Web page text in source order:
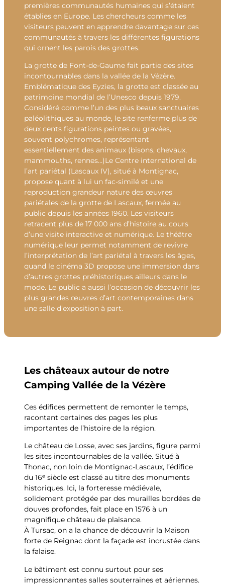
premières communautés humaines qui s’étaient
établies en Europe. Les chercheurs comme les
visiteurs peuvent en apprendre davantage sur ces
communautés à travers les différentes figurations
qui ornent les parois des grottes.
La grotte de Font-de-Gaume fait partie des sites
incontournables dans la vallée de la Vézère.
Emblématique des Eyzies, la grotte est classée au
patrimoine mondial de l’Unesco depuis 1979.
Considéré comme l’un des plus beaux sanctuaires
paléolithiques au monde, le site renferme plus de
deux cents figurations peintes ou gravées,
souvent polychromes, représentant
essentiellement des animaux (bisons, chevaux,
mammouths, rennes…)Le Centre international de
l’art pariétal (Lascaux IV), situé à Montignac,
propose quant à lui un fac-similé et une
reproduction grandeur nature des œuvres
pariétales de la grotte de Lascaux, fermée au
public depuis les années 1960. Les visiteurs
retracent plus de 17 000 ans d’histoire au cours
d’une visite interactive et numérique. Le théâtre
numérique leur permet notamment de revivre
l’interprétation de l’art pariétal à travers les âges,
quand le cinéma 3D propose une immersion dans
d’autres grottes préhistoriques ailleurs dans le
mode. Le public a aussi l’occasion de découvrir les
plus grandes œuvres d’art contemporaines dans
une salle d’exposition à part.
Les châteaux autour de notre
Camping Vallée de la Vézère
Ces édifices permettent de remonter le temps,
racontant certaines des pages les plus
importantes de l’histoire de la région.
Le château de Losse, avec ses jardins, figure parmi
les sites incontournables de la vallée. Situé à
Thonac, non loin de Montignac-Lascaux, l’édifice
du 16ᵉ siècle est classé au titre des monuments
historiques. Ici, la forteresse médiévale,
solidement protégée par des murailles bordées de
douves profondes, fait place en 1576 à un
magnifique château de plaisance.
À Tursac, on a la chance de découvrir la Maison
forte de Reignac dont la façade est incrustée dans
la falaise.
Le bâtiment est connu surtout pour ses
impressionnantes salles souterraines et aériennes.